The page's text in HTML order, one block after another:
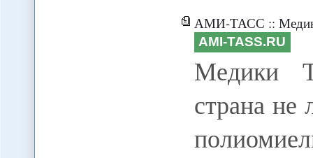
АМИ-ТАСС :: Медики
AMI-TASS.RU
Медики
страна не